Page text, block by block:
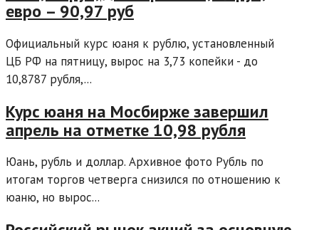
евро – 90,97 руб
Официальный курс юаня к рублю, установленный
ЦБ РФ на пятницу, вырос на 3,73 копейки - до
10,8787 рубля,...
Курс юаня на Мосбирже завершил
апрель на отметке 10,98 рубля
Юань, рубль и доллар. Архивное фото Рубль по
итогам торгов четверга снизился по отношению к
юаню, но вырос...